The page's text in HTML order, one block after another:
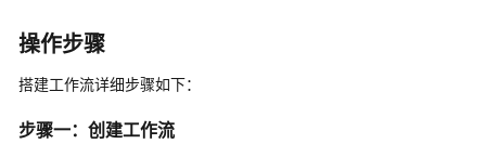
建
件
析
操作步骤
搭建工作流详细步骤如下：
步骤一：创建工作流